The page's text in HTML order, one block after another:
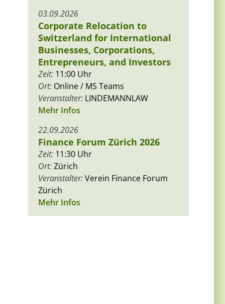
03.09.2026
Corporate Relocation to
Switzerland for International
Businesses, Corporations,
Entrepreneurs, and Investors
Zeit: 11:00 Uhr
Ort: Online / MS Teams
Veranstalter: LINDEMANNLAW
Mehr Infos
22.09.2026
Finance Forum Zürich 2026
Zeit: 11:30 Uhr
Ort:Zürich
Veranstalter:Verein Finance Forum
Zürich
Mehr Infos